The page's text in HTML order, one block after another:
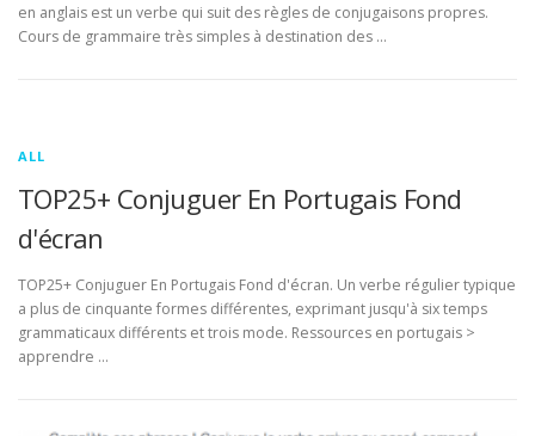
en anglais est un verbe qui suit des règles de conjugaisons propres.
Cours de grammaire très simples à destination des …
ALL
TOP25+ Conjuguer En Portugais Fond
d'écran
TOP25+ Conjuguer En Portugais Fond d'écran. Un verbe régulier typique
a plus de cinquante formes différentes, exprimant jusqu'à six temps
grammaticaux différents et trois mode. Ressources en portugais >
apprendre …